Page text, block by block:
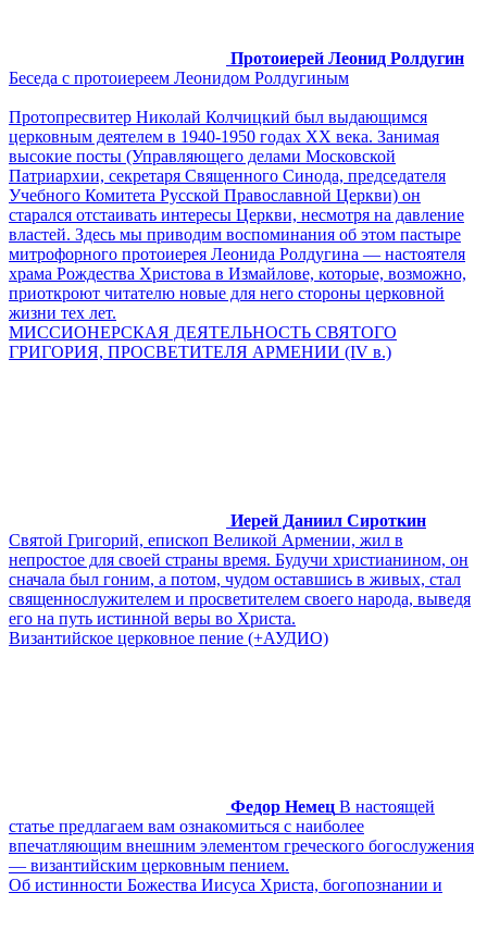
Протоиерей Леонид Ролдугин
Беседа с протоиереем Леонидом Ролдугиным
Протопресвитер Николай Колчицкий был выдающимся
церковным деятелем в 1940-1950 годах ХХ века. Занимая
высокие посты (Управляющего делами Московской
Патриархии, секретаря Священного Синода, председателя
Учебного Комитета Русской Православной Церкви) он
старался отстаивать интересы Церкви, несмотря на давление
властей. Здесь мы приводим воспоминания об этом пастыре
митрофорного протоиерея Леонида Ролдугина — настоятеля
храма Рождества Христова в Измайлове, которые, возможно,
приоткроют читателю новые для него стороны церковной
жизни тех лет.
МИССИОНЕРСКАЯ ДЕЯТЕЛЬНОСТЬ СВЯТОГО
ГРИГОРИЯ, ПРОСВЕТИТЕЛЯ АРМЕНИИ (IV в.)
Иерей Даниил Сироткин
Святой Григорий, епископ Великой Армении, жил в
непростое для своей страны время. Будучи христианином, он
сначала был гоним, а потом, чудом оставшись в живых, стал
священнослужителем и просветителем своего народа, выведя
его на путь истинной веры во Христа.
Византийское церковное пение (+АУДИО)
Федор Немец В настоящей
статье предлагаем вам ознакомиться с наиболее
впечатляющим внешним элементом греческого богослужения
— византийским церковным пением.
Об истинности Божества Иисуса Христа, богопознании и